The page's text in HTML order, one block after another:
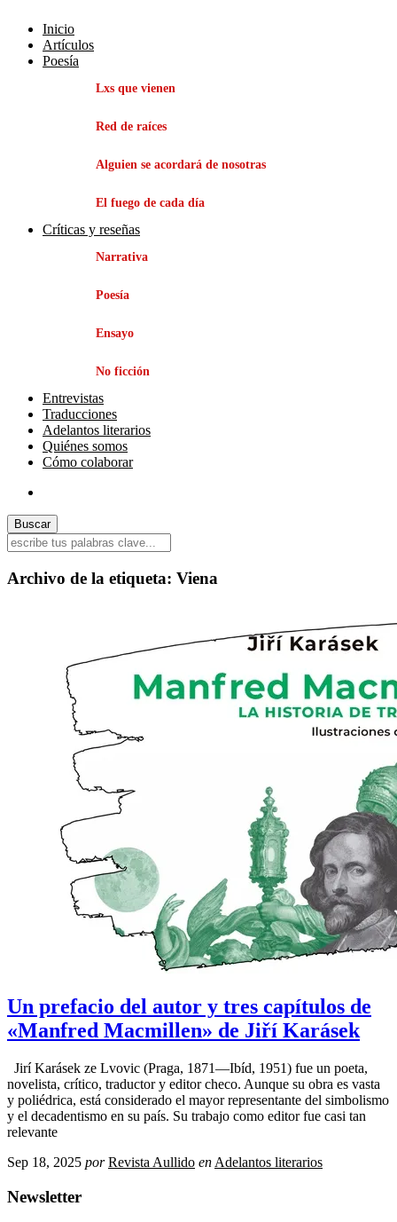
Inicio
Artículos
Poesía
Lxs que vienen
Red de raíces
Alguien se acordará de nosotras
El fuego de cada día
Críticas y reseñas
Narrativa
Poesía
Ensayo
No ficción
Entrevistas
Traducciones
Adelantos literarios
Quiénes somos
Cómo colaborar
Archivo de la etiqueta: Viena
Un prefacio del autor y tres capítulos de
«Manfred Macmillen» de Jiří Karásek
Jirí Karásek ze Lvovic (Praga, 1871—Ibíd, 1951) fue un poeta,
novelista, crítico, traductor y editor checo. Aunque su obra es vasta
y poliédrica, está considerado el mayor representante del simbolismo
y el decadentismo en su país. Su trabajo como editor fue casi tan
relevante
Sep 18, 2025 por Revista Aullido en Adelantos literarios
Newsletter